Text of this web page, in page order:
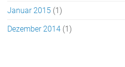
Januar 2015 (1)
Dezember 2014 (1)